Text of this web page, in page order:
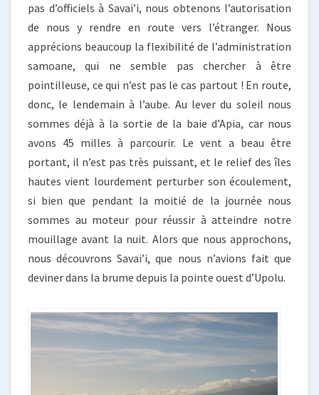
pas d’officiels à Savai’i, nous obtenons l’autorisation
de nous y rendre en route vers l’étranger. Nous
apprécions beaucoup la flexibilité de l’administration
samoane, qui ne semble pas chercher à être
pointilleuse, ce qui n’est pas le cas partout ! En route,
donc, le lendemain à l’aube. Au lever du soleil nous
sommes déjà à la sortie de la baie d’Apia, car nous
avons 45 milles à parcourir. Le vent a beau être
portant, il n’est pas très puissant, et le relief des îles
hautes vient lourdement perturber son écoulement,
si bien que pendant la moitié de la journée nous
sommes au moteur pour réussir à atteindre notre
mouillage avant la nuit. Alors que nous approchons,
nous découvrons Savai’i, que nous n’avions fait que
deviner dans la brume depuis la pointe ouest d’Upolu.